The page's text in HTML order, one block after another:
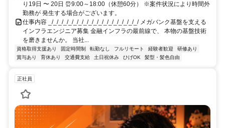
り19日 〜 20日 ⏰9:00～18:00（休憩60分） ※案件状況により時間外
勤務が 発生する場合がございます。
仕事内容 _/_/_/_/_/_/_/_/_/_/_/_/_/_/_/_/_/_/ メガバンク基盤を支える
インフラエンジニア募集 金融インフラの最前線で、 本物の基盤技術
を磨きませんか。 当社...
資格取得支援あり 固定時間制 転勤なし フルリモート 経験者歓迎
研修あり
賞与あり
育休あり 交通費支給 土日祝休み ひげOK 髪型・髪色自由
正社員